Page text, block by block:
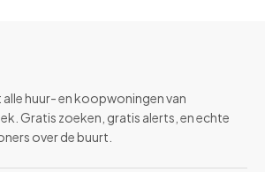
huur- en koopwoningen van
Gratis zoeken, gratis alerts, en echte
over de buurt.